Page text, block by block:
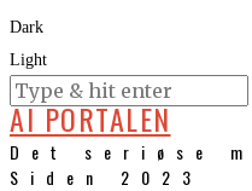
Dark
Light
KURSER
AI PORTALEN
Det seriøse
Siden 2023